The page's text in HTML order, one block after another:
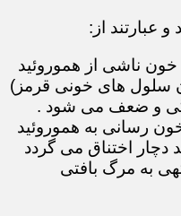
عبارتند از:
ناشی از هموروئید
سلول های خونی قرمز)
و ضعف می شود .
رسانی به هموروئید
دچار اختناق می گردد
به مرگ بافتی